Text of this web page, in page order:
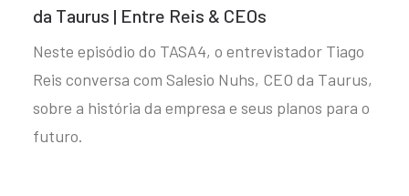
da Taurus | Entre Reis & CEOs
Neste episódio do TASA4, o entrevistador Tiago
Reis conversa com Salesio Nuhs, CEO da Taurus,
sobre a história da empresa e seus planos para o
futuro.